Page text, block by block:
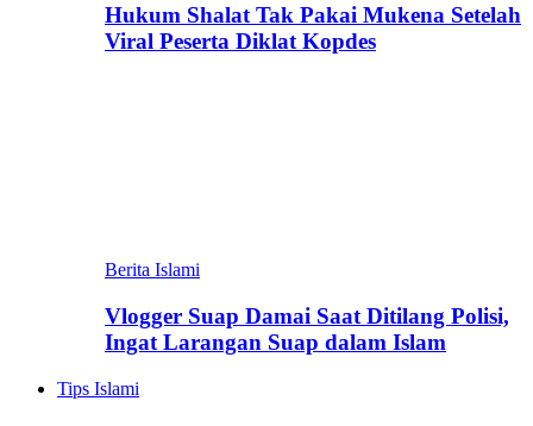
Hukum Shalat Tak Pakai Mukena Setelah
Viral Peserta Diklat Kopdes
Berita Islami
Vlogger Suap Damai Saat Ditilang Polisi,
Ingat Larangan Suap dalam Islam
Tips Islami